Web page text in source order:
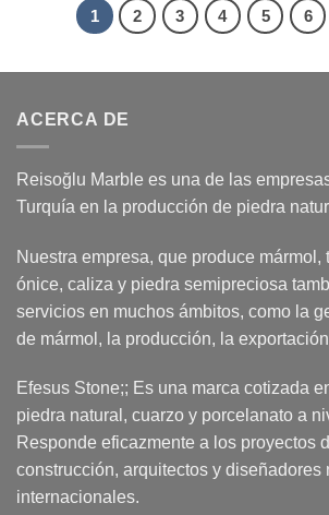
1 2 3 4 5 6
ACERCA DE
Reisoğlu Marble es una de las
Turquía en la producción de piedra
Nuestra empresa, que produce mármol,
ónice, caliza y piedra semipreciosa
servicios en muchos ámbitos, como la
de mármol, la producción, la
Efesus Stone;; Es una marca cotizada
piedra natural, cuarzo y porcelanato a
Responde eficazmente a los proyectos
construcción, arquitectos y diseñadores
internacionales.